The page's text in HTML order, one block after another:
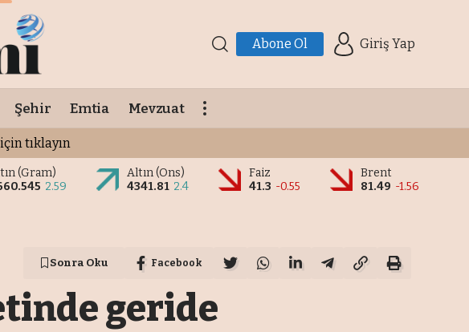
Abone Ol Giriş Yap
Şehir Emtia Mevzuat
tıklayın
(Gram)
2.59
Altın (Ons)
4341.81 2.4
Faiz
41.3 -0.55
Brent
81.49 -1.56
Sonra Oku Facebook
geride